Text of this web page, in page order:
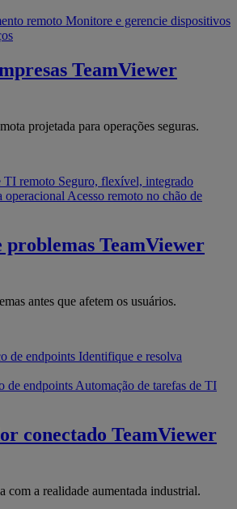
remoto Monitore e gerencie dispositivos
TeamViewer
projetada para operações seguras.
TI remoto Seguro, flexível, integrado
operacional Acesso remoto no chão de
problemas TeamViewer
antes que afetem os usuários.
de endpoints Identifique e resolva
de endpoints Automação de tarefas de TI
conectado TeamViewer
com a realidade aumentada industrial.